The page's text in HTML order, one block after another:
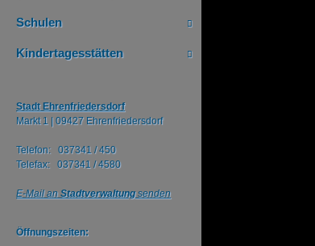
Schulen
Kindertagesstätten
Stadt Ehrenfriedersdorf
Markt 1 | 09427 Ehrenfriedersdorf
Telefon: 037341 / 450
Telefax: 037341 / 4580
E-Mail an Stadtverwaltungsenden
Öffnungszeiten: